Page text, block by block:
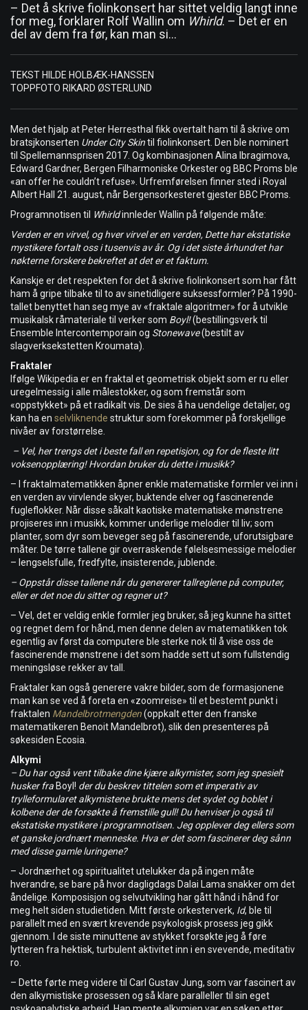
– Det å skrive fiolinkonsert har sittet veldig langt inne
for meg, forklarer Rolf Wallin om Whirld. – Det er en
del av dem fra før, kan man si…
TEKST HILDE HOLBÆK-HANSSEN
TOPPFOTO RIKARD ØSTERLUND
Men det hjalp at Peter Herresthal fikk overtalt ham til å skrive om
bratsjkonserten Under City Skintil fiolinkonsert. Den ble nominert
til Spellemannsprisen 2017. Og kombinasjonen Alina Ibragimova,
Edward Gardner, Bergen Filharmoniske Orkester og BBC Proms ble
«an offer he couldn’t refuse». Urfremførelsen finner sted i Royal
Albert Hall 21. august, når Bergensorkesteret gjester BBC Proms.
Programnotisen til Whirldinnleder Wallin på følgende måte:
Verden er en virvel, og hver virvel er en verden, Dette har ekstatiske
mystikere fortalt oss i tusenvis av år. Og i det siste århundrethar
nøkterne forskere bekreftet at det er et faktum.
Kanskje er det respekten for det å skrive fiolinkonsert som har fått
ham å gripe tilbake til to av sinetidligere suksessformler? På 1990-
tallet benyttet han seg mye av «fraktale algoritmer» for å utvikle
musikalsk råmateriale til verker som Boyl!(bestillingsverk til
Ensemble Intercontemporain og Stonewave(bestilt av
slagverksekstetten Kroumata).
Fraktaler
Ifølge Wikipedia er en fraktal et geometrisk objekt som er ru eller
uregelmessig i alle målestokker, og som fremstår som
«oppstykket» på et radikalt vis. De sies å ha uendelige detaljer, og
kan ha en selvliknende struktur som forekommer på forskjellige
nivåer av forstørrelse.
– Vel, her trengs det i beste fall en repetisjon, og for de fleste litt
voksenopplæring! Hvordan bruker du dette i musikk?
– I fraktalmatematikken åpner enkle matematiske formler vei inn i
en verden av virvlende skyer, buktende elver og fascinerende
fugleflokker. Når disse såkalt kaotiske matematiske mønstrene
projiseres inn i musikk, kommer underlige melodier til liv; som
planter, som dyr som beveger seg på fascinerende, uforutsigbare
måter. De tørre tallene gir overraskende følelsesmessige melodier
– lengselsfulle, fredfylte, insisterende, jublende.
– Oppstår disse tallene når du genererer tallreglene på computer,
eller er det noe du sitter og regner ut?
– Vel, det er veldig enkle formler jeg bruker, så jeg kunne ha sittet
og regnet dem for hånd, men denne delen av matematikken tok
egentlig av først da computere ble sterke nok til å vise oss de
fascinerende mønstrene i det som hadde sett ut som fullstendig
meningsløse rekker av tall.
Fraktaler kan også generere vakre bilder, som de formasjonene
man kan se ved å foreta en «zoomreise» til et bestemt punkt i
fraktalen Mandelbrotmengden(oppkalt etter den franske
matematikeren Benoit Mandelbrot), slik den presenteres på
søkesiden Ecosia.
Alkymi
– Du har også vent tilbake dine kjære alkymister, som jeg spesielt
husker fra Boyl! der du beskrev tittelen som et imperativ av
trylleformularet alkymistene brukte mens det sydet og boblet i
kolbene der de forsøkte å fremstillegull! Du henviser jo også til
ekstatiske mystikere i programnotisen. Jeg opplever deg ellers som
et ganske jordnært menneske. Hva er det som fascinerer deg sånn
med disse gamle luringene?
– Jordnærhet og spiritualitet utelukker da på ingen måte
hverandre, se bare på hvor dagligdags Dalai Lama snakker om det
åndelige. Komposisjon og selvutvikling har gått hånd i hånd for
meg helt siden studietiden. Mitt første orkesterverk, Id, ble til
parallelt med en svært krevende psykologisk prosess jeg gikk
gjennom. I de siste minuttene av stykket forsøkte jeg å føre
lytteren fra hektisk, turbulent aktivitet inn i en svevende, meditativ
ro.
– Dette førte meg videre til Carl Gustav Jung, som var fascinert av
den alkymistiske prosessen og så klare paralleller til sin eget